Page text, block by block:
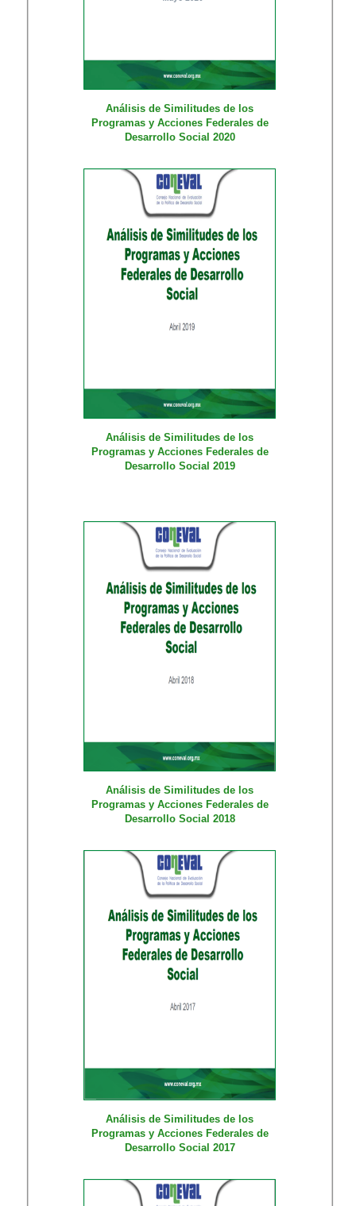
Análisis de Similitudes de los
Programas y Acciones Federales de
Desarrollo Social 2020
Análisis de Similitudes de los
Programas y Acciones Federales de
Desarrollo Social 2019
Análisis de Similitudes de los
Programas y Acciones Federales de
Desarrollo Social 2018
Análisis de Similitudes de los
Programas y Acciones Federales de
Desarrollo Social 2017